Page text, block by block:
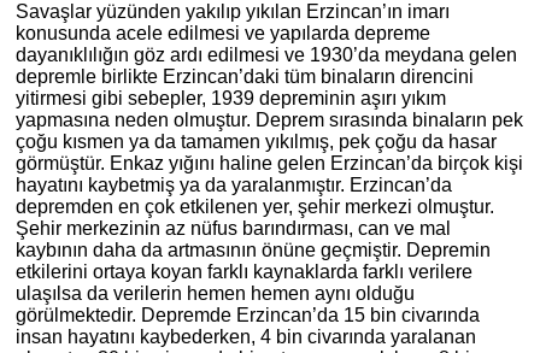
Savaşlar yüzünden yakılıp yıkılan Erzincan’ın imarı
konusunda acele edilmesi ve yapılarda depreme
dayanıklılığın göz ardı edilmesi ve 1930’da meydana gelen
depremle birlikte Erzincan’daki tüm binaların direncini
yitirmesi gibi sebepler, 1939 depreminin aşırı yıkım
yapmasına neden olmuştur. Deprem sırasında binaların pek
çoğu kısmen ya da tamamen yıkılmış, pek çoğu da hasar
görmüştür. Enkaz yığını haline gelen Erzincan’da birçok kişi
hayatını kaybetmiş ya da yaralanmıştır. Erzincan’da
depremden en çok etkilenen yer, şehir merkezi olmuştur.
Şehir merkezinin az nüfus barındırması, can ve mal
kaybının daha da artmasının önüne geçmiştir. Depremin
etkilerini ortaya koyan farklı kaynaklarda farklı verilere
ulaşılsa da verilerin hemen hemen aynı olduğu
görülmektedir. Depremde Erzincan’da 15 bin civarında
insan hayatını kaybederken, 4 bin civarında yaralanan